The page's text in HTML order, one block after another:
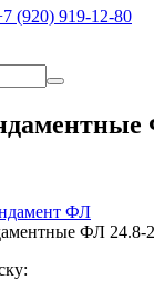
(920) 919-12-80
ФЛ
ФЛ 24.8-2